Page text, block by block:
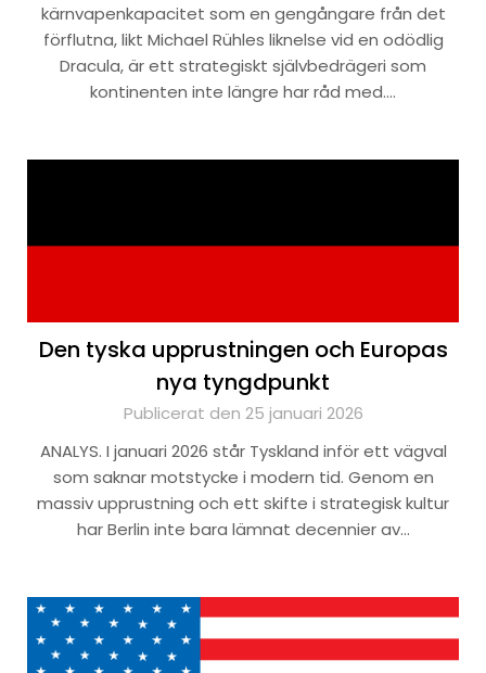
kärnvapenkapacitet som en gengångare från det
förflutna, likt Michael Rühles liknelse vid en odödlig
Dracula, är ett strategiskt självbedrägeri som
kontinenten inte längre har råd med….
Den tyska upprustningen och Europas
nya tyngdpunkt
Publicerat den 25 januari 2026
ANALYS. I januari 2026 står Tyskland inför ett vägval
som saknar motstycke i modern tid. Genom en
massiv upprustning och ett skifte i strategisk kultur
har Berlin inte bara lämnat decennier av…